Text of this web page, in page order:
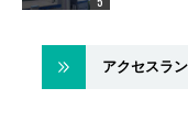
アクセスラ